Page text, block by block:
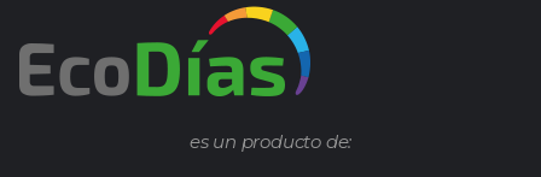
es un producto de: